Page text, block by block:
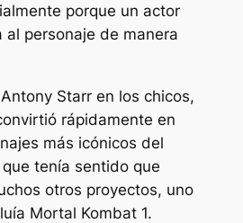
porque un actor
al personaje de manera
Starr en los chicos,
rápidamente en
más icónicos del
tenía sentido que
otros proyectos, uno
Mortal Kombat 1.